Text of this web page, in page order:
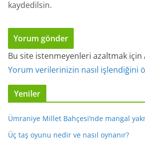
kaydedilsin.
Bu site istenmeyenleri azaltmak için
Yorum verilerinizin nasıl işlendiğini
Yeniler
Ümraniye Millet Bahçesi’nde mangal
Üç taş oyunu nedir ve nasıl oynanır?